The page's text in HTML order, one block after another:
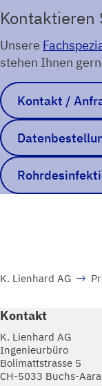
Kontaktieren
Unsere
stehen Ihnen
Kontakt /
K. Lienhard AG
Kontakt
K. Lienhard AG
Ingenieurbüro
Bolimattstrasse 5
CH-5033 Buchs-